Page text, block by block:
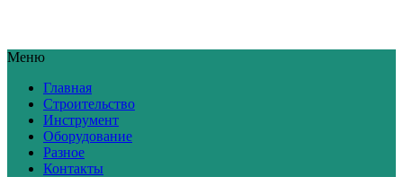
Меню
Главная
Строительство
Инструмент
Оборудование
Разное
Контакты